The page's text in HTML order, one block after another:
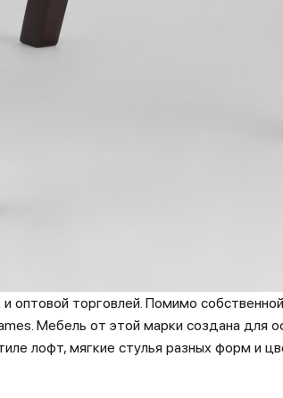
оптовой торговлей. Помимо
Мебель от этой марки создана для
лофт, мягкие стулья разных форм и